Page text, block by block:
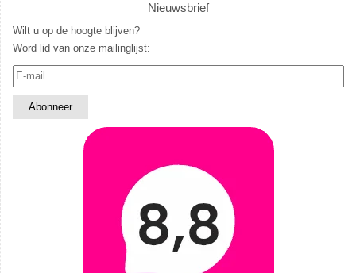
Nieuwsbrief
Wilt u op de hoogte blijven?
Word lid van onze mailinglijst: